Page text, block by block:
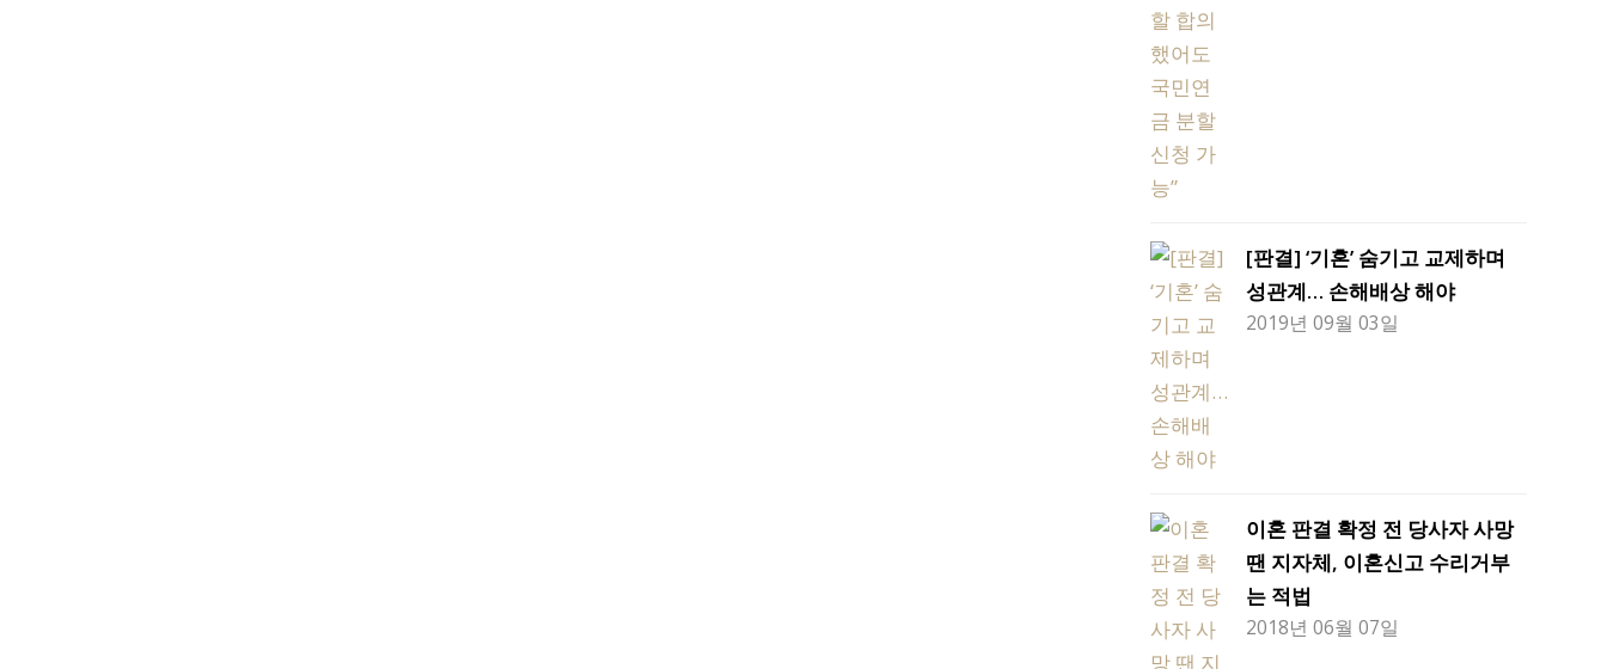
[판결] ‘기혼’ 숨기고 교제하며
성관계… 손해배상 해야
2019년 09월 03일
이혼 판결 확정 전 당사자 사망
땐 지자체, 이혼신고 수리거부
는 적법
2018년 06월 07일